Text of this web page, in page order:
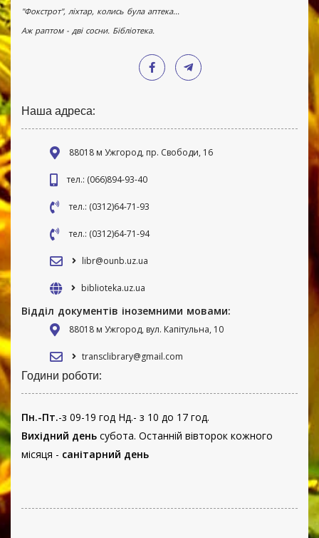
"Фокстрот", ліхтар, колись була аптека...
Аж раптом - дві сосни. Бібліотека.
Наша адреса:
88018 м Ужгород, пр. Свободи, 16
тел.: (066)894-93-40
тел.: (0312)64-71-93
тел.: (0312)64-71-94
libr@ounb.uz.ua
biblioteka.uz.ua
Відділ документів іноземними мовами:
88018 м Ужгород, вул. Капітульна, 10
transclibrary@gmail.com
Години роботи:
Пн.-Пт.-з 09-19 год Нд.- з 10 до 17 год.
Вихідний день субота. Останній вівторок кожного
місяця - санітарний день